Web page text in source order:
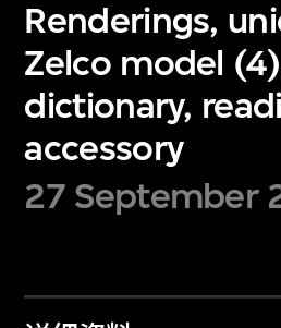
Renderings,
Zelco model
dictionary,
accessory
27 September